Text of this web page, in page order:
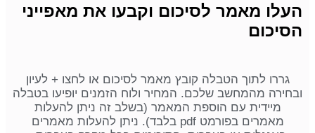
העלו מאמר לסיכום וקבעו את מאפייני
הסיכום
גררו לתוך הטבלה קובץ מאמר לסיכום או לחצו + לעיון
ובחירה מהמחשב שלכם. המחיר ולוח הזמנים יופיעו בטבלה
מיידית עם הוספת המאמר (בשלב זה ניתן להעלות
מאמרים בפורמט pdf בלבד). ניתן להעלות מאמרים